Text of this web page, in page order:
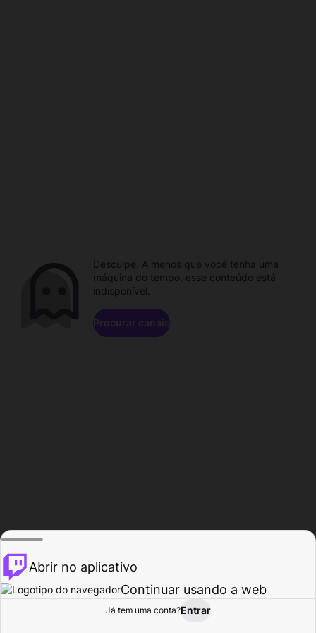
Procurar Atividade
Desculpe. A menos que você tenha uma
máquina do tempo, esse conteúdo está
indisponível.
Procurar canais
Abrir no aplicativo
Continuar usando a web
Já tem uma conta?Entrar